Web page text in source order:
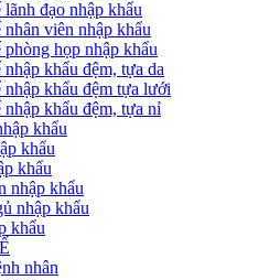
lãnh đạo nhập khẩu
nhân viên nhập khẩu
phòng họp nhập khẩu
nhập khẩu đệm, tựa da
nhập khẩu đệm tựa lưới
nhập khẩu đệm, tựa nỉ
khẩu
khẩu
khẩu
nhập khẩu
nhập khẩu
khẩu
nhân